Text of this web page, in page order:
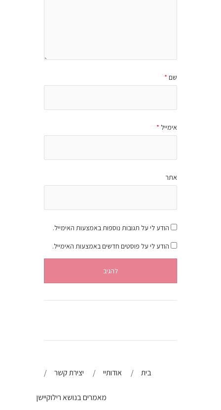
שם *
אימייל *
אתר
הודע לי על תגובות נוספות באמצעות האימייל.
הודע לי על פוסטים חדשים באמצעות האימייל.
בית אודותיי יצירת קשר
מאמרים בנושא רילוקיישן